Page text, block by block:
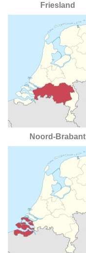
Friesland
Noord-Brabant